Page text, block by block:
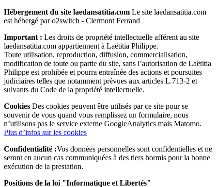
Hébergement du site laedansatitia.com Le site laedansatitia.com
est hébergé par o2switch - Clermont Ferrand
Important : Les droits de propriété intellectuelle afférent au site
laedansatitia.com appartiennent à Laëtitia Philippe.
Toute utilisation, reproduction, diffusion, commercialisation,
modification de toute ou partie du site, sans l’autorisation de Laëtitia
Philippe est prohibée et pourra entraînée des actions et poursuites
judiciaires telles que notamment prévues aux articles L.713-2 et
suivants du Code de la propriété intellectuelle.
Cookies Des cookies peuvent être utilisés par ce site pour se
souvenir de vous quand vous remplissez un formulaire, nous
n’utilisons pas le service externe GoogleAnalytics mais Matomo.
Plus d’infos sur les cookies
Confidentialité :Vos données personnelles sont confidentielles et ne
seront en aucun cas communiquées à des tiers hormis pour la bonne
exécution de la prestation.
Positions de la loi "Informatique et Libertés"